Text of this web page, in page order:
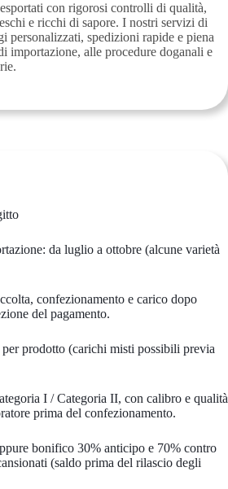
con rigorosi controlli di qualità,
e ricchi di sapore. I nostri servizi di
personalizzati, spedizioni rapide e piena
importazione, alle procedure doganali e
da luglio a ottobre (alcune varietà
confezionamento e carico dopo
del pagamento.
prodotto (carichi misti possibili previa
I / Categoria II, con calibro e qualità
prima del confezionamento.
bonifico 30% anticipo e 70% contro
(saldo prima del rilascio degli